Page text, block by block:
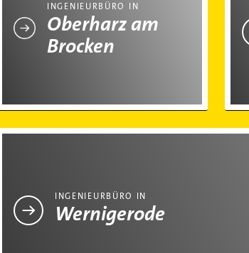
INGENIEURBÜRO IN
Oberharz am
Brocken
INGENIEURBÜRO IN
Wernigerode